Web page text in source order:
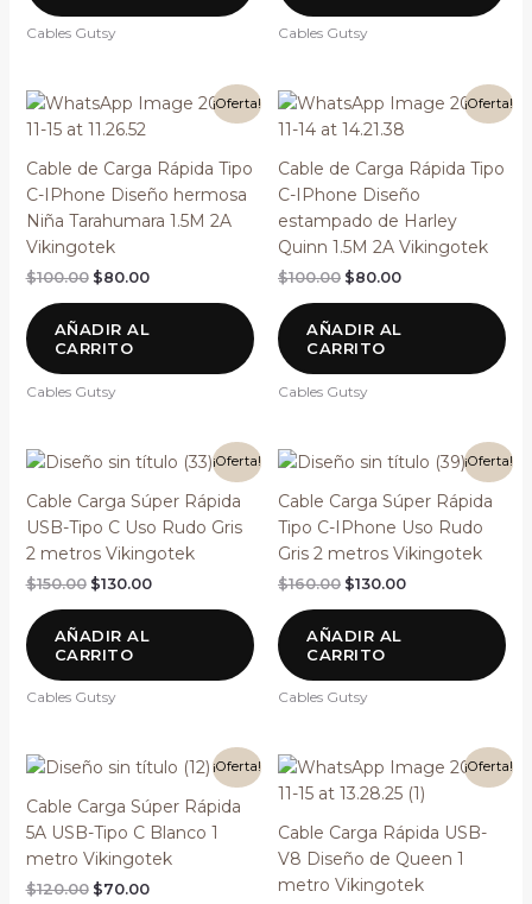
Cables Gutsy Cables Gutsy
¡Oferta!
Cable de Carga Rápida Tipo
C-IPhone Diseño hermosa
Niña Tarahumara 1.5M 2A
Vikingotek
$100.00
El
precio
original
$100.00.
$80.00
El
precio
$80.00.
AÑADIR AL
CARRITO
Cables Gutsy
¡Oferta!
Cable de Carga Rápida Tipo
C-IPhone Diseño
estampado de Harley
Quinn 1.5M 2A Vikingotek
$100.00
El
precio
original
$100.00.
$80.00
El
precio
actual
$80.00.
AÑADIR AL
CARRITO
Cables Gutsy
¡Oferta!
Cable Carga Súper Rápida
USB-Tipo C Uso Rudo Gris
2 metros Vikingotek
$150.00
El
original
era:
$150.00.
$130.00
El
precio
actual
es:
$130.00.
AÑADIR AL
CARRITO
Cables Gutsy
¡Oferta!
Cable Carga Súper Rápida
Tipo C-IPhone Uso Rudo
Gris 2 metros Vikingotek
$160.00
El
original
era:
$160.00.
$130.00
El
precio
actual
es:
$130.00.
AÑADIR AL
CARRITO
Cables Gutsy
¡Oferta!
Cable Carga Súper Rápida
5A USB-Tipo C Blanco 1
metro Vikingotek
$120.00
El
original
era:
$120.00.
$70.00
El
precio
actual
es:
$70.00.
¡Oferta!
Cable Carga Rápida USB-
V8 Diseño de Queen 1
metro Vikingotek
El
precio
original
$80.00.
El
precio
actual
$70.00.